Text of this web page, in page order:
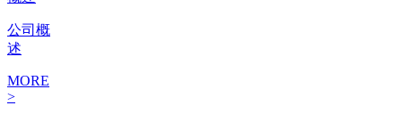
公司概
述
MORE
>